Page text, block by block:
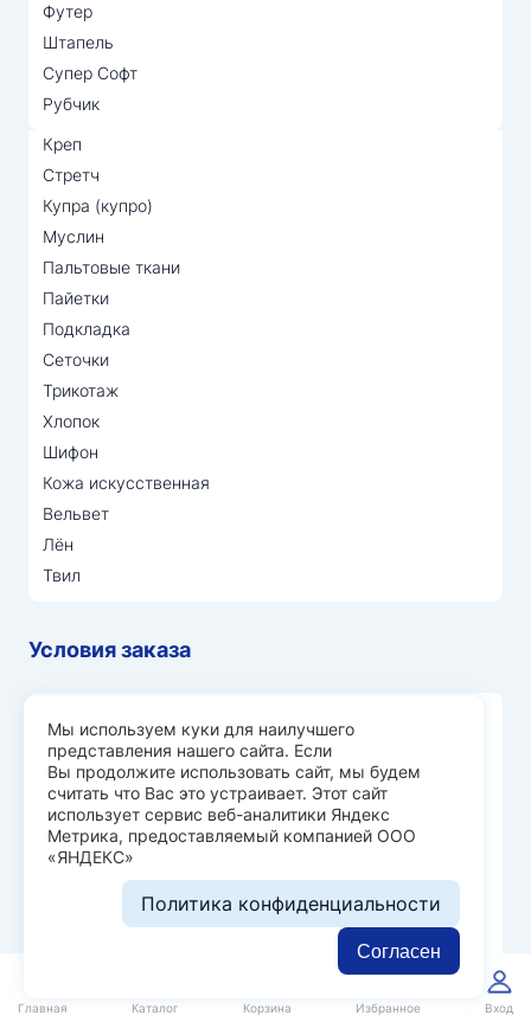
Главная Каталог Корзина Избранное Вход
Футер
Штапель
Супер Софт
Рубчик
Креп
Стретч
Купра (купро)
Муслин
Пальтовые ткани
Пайетки
Подкладка
Сеточки
Трикотаж
Хлопок
Шифон
Кожа искусственная
Вельвет
Лён
Твил
Условия заказа
Отзывы
Доставка и оплата
О нас
Вопрос-ответ
Возврат и обмен
Личный кабинет
Ткани оптом
Мы используем куки для наилучшего
представления нашего сайта. Если
Вы продолжите использовать сайт, мы будем
считать что Вас это устраивает. Этот сайт
использует сервис веб-аналитики Яндекс
Метрика, предоставляемый компанией ООО
«ЯНДЕКС»
Политика конфиденциальности
Согласен